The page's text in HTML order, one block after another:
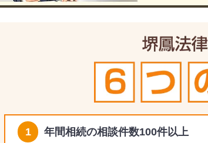
1 年間相続の相談件数100件以上